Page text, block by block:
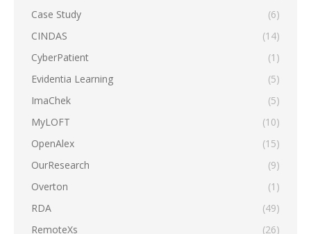
Case Study
(6)
CINDAS
(14)
CyberPatient
(1)
Evidentia Learning
(5)
ImaChek
(5)
MyLOFT
(10)
OpenAlex
(15)
OurResearch
(9)
Overton
(1)
RDA
(49)
RemoteXs
(26)